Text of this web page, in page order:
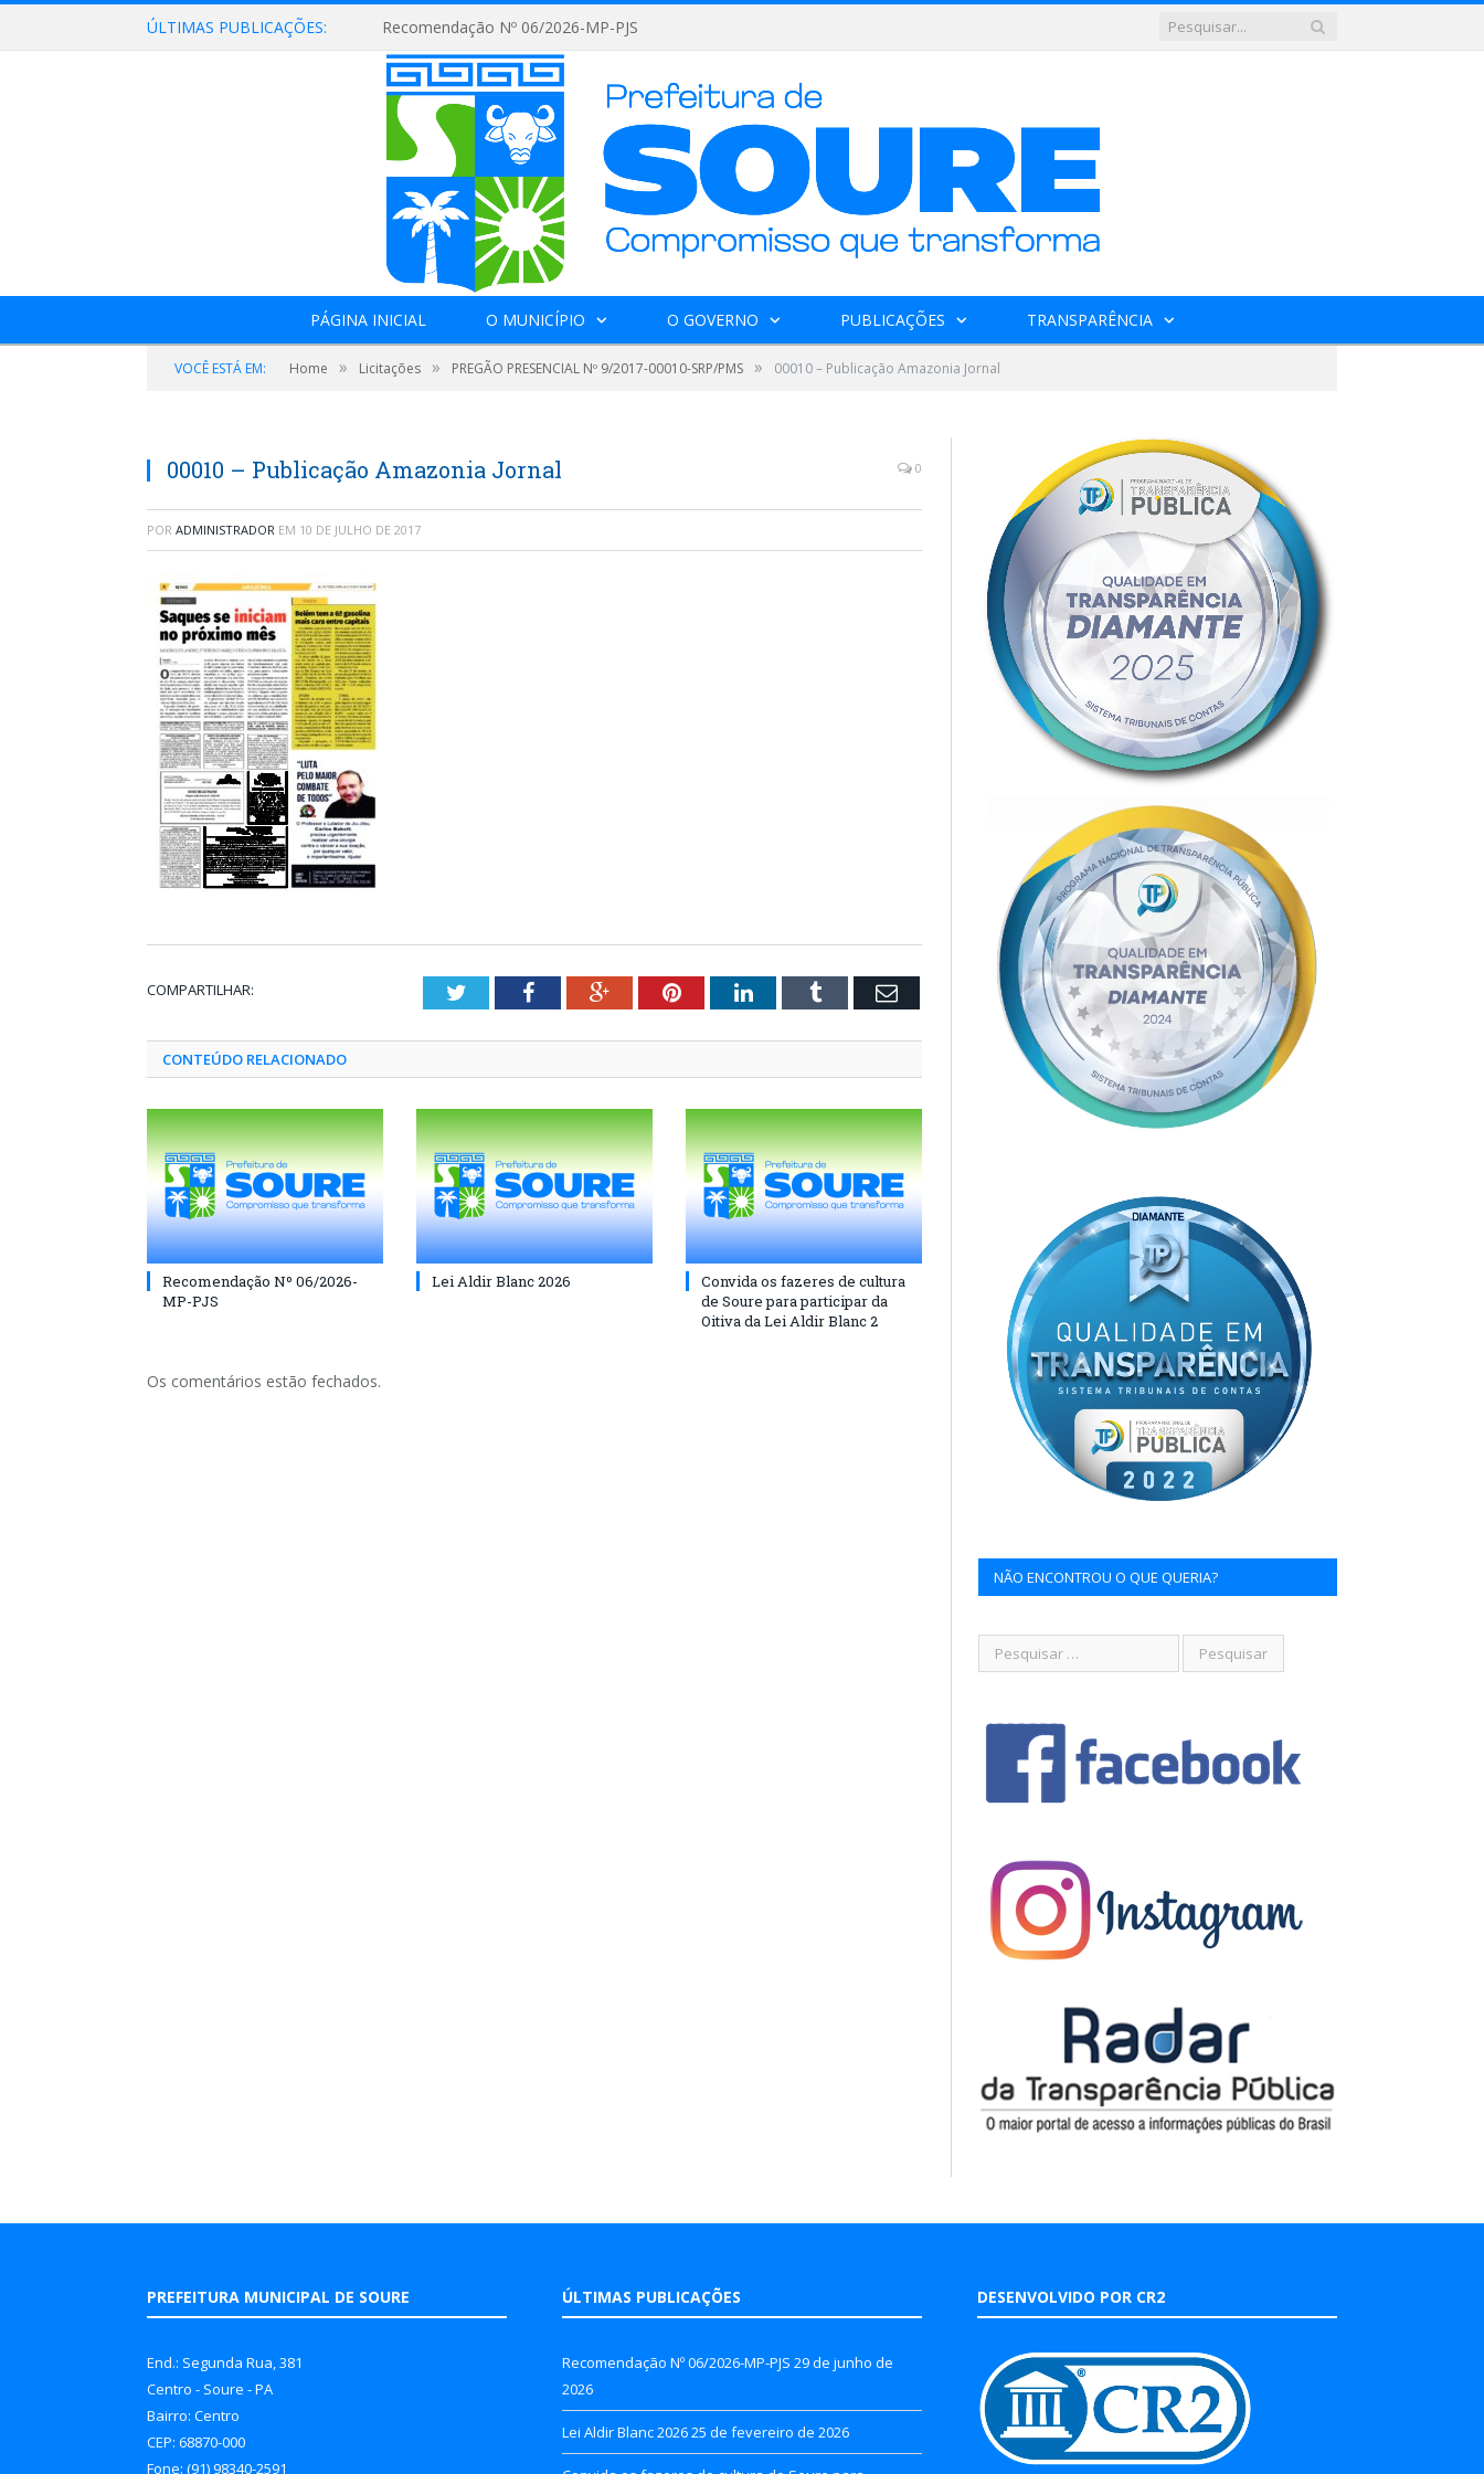
ÚLTIMAS PUBLICAÇÕES: Recomendação Nº 06/2026-MP-PJS
PÁGINA INICIAL O MUNICÍPIO O GOVERNO PUBLICAÇÕES TRANSPARÊNCIA
VOCÊ ESTÁ EM: Home » Licitações » PREGÃO PRESENCIAL Nº 9/2017-00010-SRP/PMS » 00010 – Publicação Amazonia Jornal
00010 – Publicação Amazonia Jornal 0
POR ADMINISTRADOR EM 10 DE JULHO DE 2017
COMPARTILHAR: TwitterFacebookGoogle+PinterestLinkedInTumblr Email
CONTEÚDO RELACIONADO
Recomendação Nº 06/2026-
MP-PJS
Lei Aldir Blanc 2026
Convida os fazeres de cultura
de Soure para participar da
Oitiva da Lei Aldir Blanc 2
Os comentários estão fechados.
NÃO ENCONTROU O QUE QUERIA?
PREFEITURA MUNICIPAL DE SOURE
End.: Segunda Rua, 381
Centro - Soure - PA
Bairro: Centro
CEP: 68870-000
Fone: (91) 98340-2591
ÚLTIMAS PUBLICAÇÕES
Recomendação Nº 06/2026-MP-PJS 29 de junho de
2026
Lei Aldir Blanc 202625 de fevereiro de 2026
DESENVOLVIDO POR CR2